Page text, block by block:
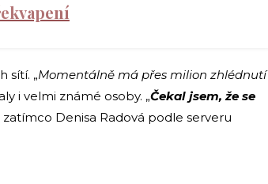
sítí. „Momentálně má přes milion zhlédnutí
i velmi známé osoby. „Čekal jsem, že se
Denisa Radová podle serveru